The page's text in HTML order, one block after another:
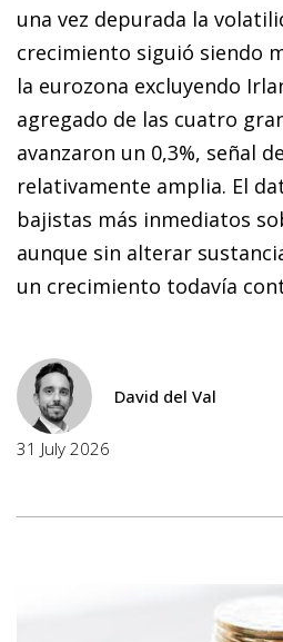
una vez depurada la
crecimiento siguió siendo
la eurozona excluyendo
agregado de las cuatro
avanzaron un 0,3%, señal
relativamente amplia. El
bajistas más inmediatos
aunque sin alterar
un crecimiento todavía
David del Val
31 July 2026